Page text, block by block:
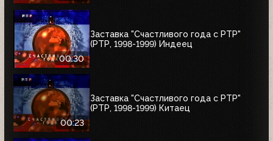
00:30
Заставка "Счастливого года с РТР"
(РТР, 1998-1999) Индеец
00:23
Заставка "Счастливого года с РТР"
(РТР, 1998-1999) Китаец